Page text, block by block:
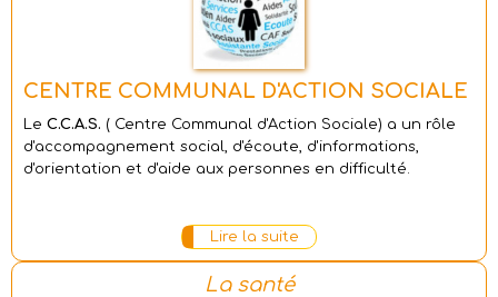
CENTRE COMMUNAL D'ACTION SOCIALE
Le C.C.A.S. ( Centre Communal d'Action Sociale) a un rôle
d'accompagnement social, d'écoute, d'informations,
d'orientation et d'aide aux personnes en difficulté.
Lire la suite
La santé